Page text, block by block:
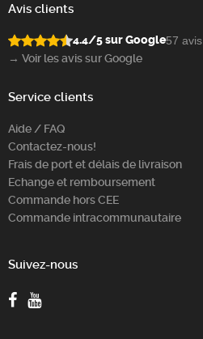
Avis clients
4.4/5 sur Google57 avis
→ Voir les avis sur Google
Service clients
Aide / FAQ
Contactez-nous!
Frais de port et délais de livraison
Echange et remboursement
Commande hors CEE
Commande intracommunautaire
Suivez-nous